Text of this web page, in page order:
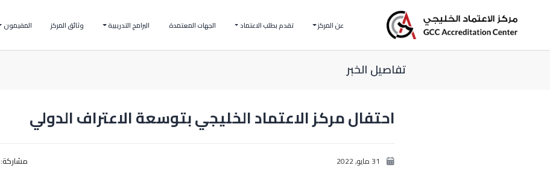
عن المركز تقدم بطلب الاعتماد الجهات المعتمدة البرامج التدريبية وثائق المركز المقيمون
تفاصيل الخبر
احتفال مركز الاعتماد الخليجي بتوسعة الاعتراف الدولي
31 مايو, 2022 مشاركة: